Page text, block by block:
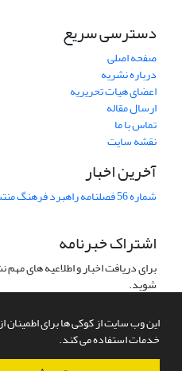
این وب سایت از کوکی ها برای اطمینان
خدمات استفاده می کند.
دسترسی سریع
صفحه اصلی
درباره نشریه
اعضای هیات تحریریه
ارسال مقاله
تماس با ما
نقشه سایت
آخرین اخبار
شماره 56 فصلنامه راهبرد فرهنگ منتشر شد
اشتراک خبرنامه
برای دریافت اخبار و اطلاعیه های
شوید.